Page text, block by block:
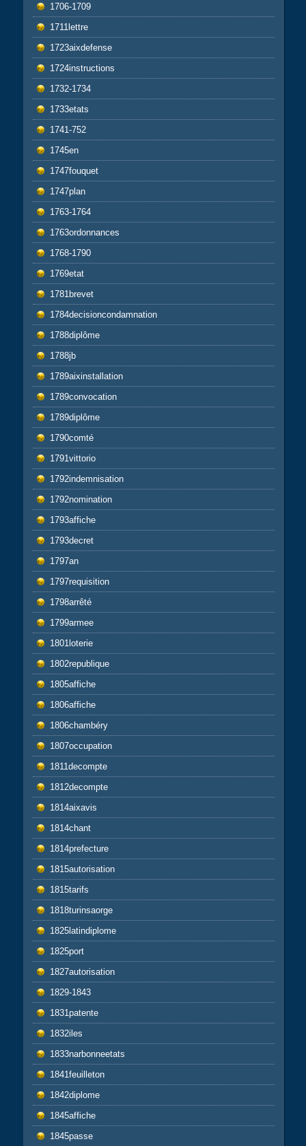
1706-1709
1711lettre
1723aixdefense
1724instructions
1732-1734
1733etats
1741-752
1745en
1747fouquet
1747plan
1763-1764
1763ordonnances
1768-1790
1769etat
1781brevet
1784decisioncondamnation
1788diplôme
1788jb
1789aixinstallation
1789convocation
1789diplôme
1790comté
1791vittorio
1792indemnisation
1792nomination
1793affiche
1793decret
1797an
1797requisition
1798arrêté
1799armee
1801loterie
1802republique
1805affiche
1806affiche
1806chambéry
1807occupation
1811decompte
1812decompte
1814aixavis
1814chant
1814prefecture
1815autorisation
1815tarifs
1818turinsaorge
1825latindiplome
1825port
1827autorisation
1829-1843
1831patente
1832iles
1833narbonneetats
1841feuilleton
1842diplome
1845affiche
1845passe